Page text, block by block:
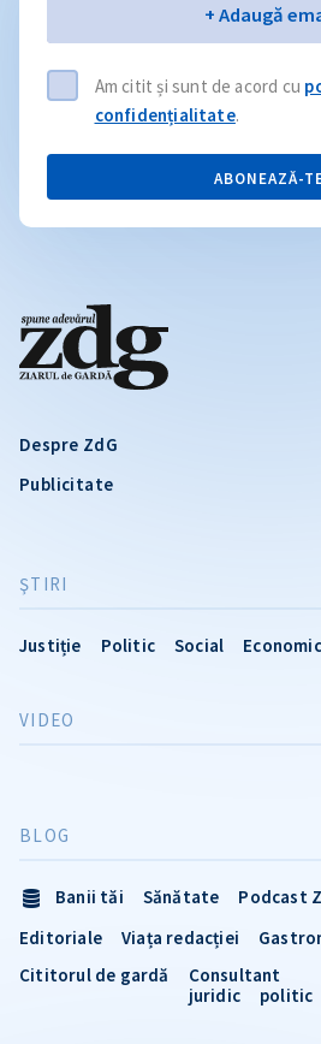
Despre ZdG
Publicitate
ŞTIRI
Justiție Politic Social Economic
VIDEO
BLOG
Banii tăi Sănătate Podcast
Editoriale
Viața redacției
Cititorul de gardă
Consultant
juridic
politic
+ Adaugă
Am citit și sunt de acord cu
confidențialitate.
ABONEAZĂ-